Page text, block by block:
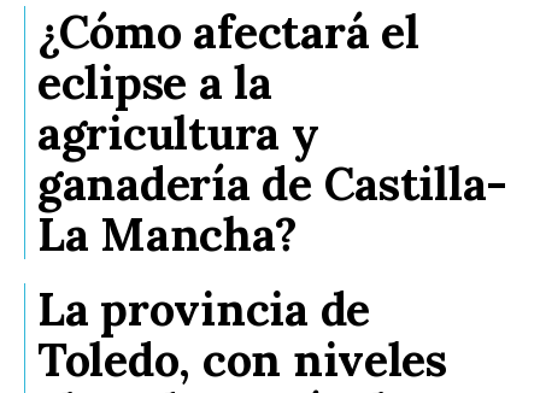
¿Cómo afectará el
eclipse a la
agricultura y
ganadería de Castilla-
La Mancha?
La provincia de
Toledo, con niveles